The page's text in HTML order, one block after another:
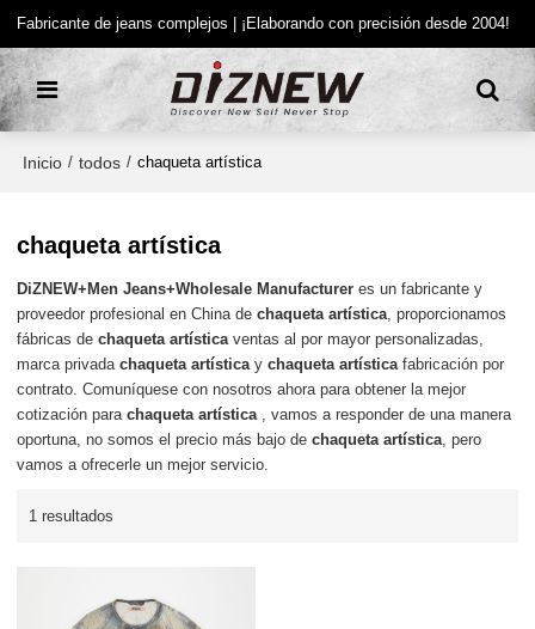
Fabricante de jeans complejos | ¡Elaborando con precisión desde 2004!
Inicio / todos / chaqueta artística
chaqueta artística
DiZNEW+Men Jeans+Wholesale Manufacturer es un fabricante y
proveedor profesional en China dechaqueta artística, proporcionamos
fábricas dechaqueta artísticaventas al por mayor personalizadas,
marca privadachaqueta artísticaychaqueta artísticafabricación por
contrato. Comuníquese con nosotros ahora para obtener la mejor
cotización parachaqueta artística, vamos a responder de una manera
oportuna, no somos el precio más bajo dechaqueta artística, pero
vamos a ofrecerle un mejor servicio.
1 resultados